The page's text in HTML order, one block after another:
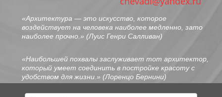
«Архитектура — это искусство, которое
воздействует на человека наиболее медленно, зато
наиболее прочно.» (Луис Генри Салливан)
«Наибольшей похвалы заслуживает тот архитектор,
который умеет соединить в постройке красоту с
удобством для жизни.» (Лоренцо Бернини)